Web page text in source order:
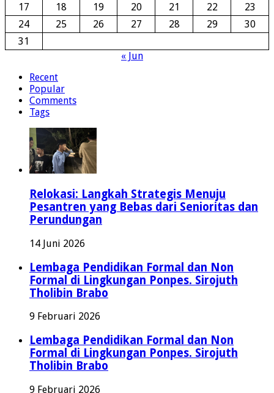
17
18 19 20 21 22
23
24
25 26 27 28 29
30
31
« Jun
Recent
Popular
Comments
Tags
Relokasi: Langkah Strategis Menuju
Pesantren yang Bebas dari Senioritas dan
Perundungan
14 Juni 2026
Lembaga Pendidikan Formal dan Non
Formal di Lingkungan Ponpes. Sirojuth
Tholibin Brabo
9 Februari 2026
Lembaga Pendidikan Formal dan Non
Formal di Lingkungan Ponpes. Sirojuth
Tholibin Brabo
9 Februari 2026